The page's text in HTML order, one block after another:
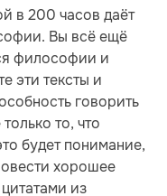
в 200 часов даёт
Вы всё ещё
философии и
эти тексты и
говорить
то, что
будет понимание,
хорошее
из